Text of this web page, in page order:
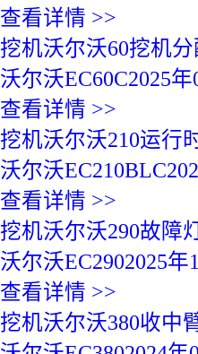
查看详情 >>
挖机沃尔沃60挖机分
沃尔沃EC60C2025年
查看详情 >>
挖机沃尔沃210运行
沃尔沃EC210BLC
查看详情 >>
挖机沃尔沃290故障
沃尔沃EC2902025年
查看详情 >>
挖机沃尔沃380收中